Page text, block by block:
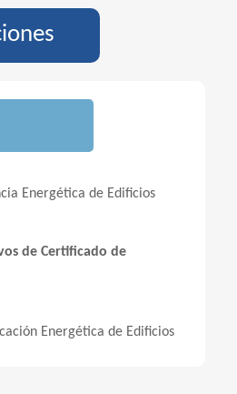
Energética de Edificios
de Certificado de
Energética de Edificios